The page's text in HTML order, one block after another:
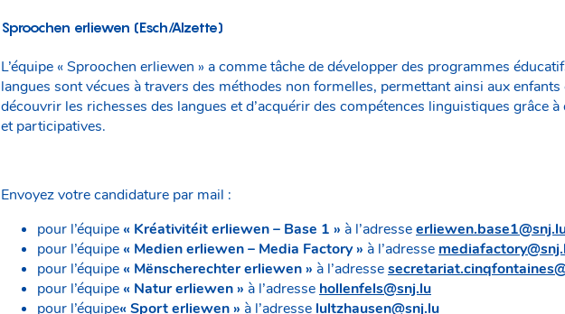
Sproochen erliewen (Esch/Alzette)
L’équipe « Sproochen erliewen » a comme tâche de développer des programmes
langues sont vécues à travers des méthodes non formelles, permettant ainsi aux enfants
découvrir les richesses des langues et d’acquérir des compétences linguistiques grâce
et participatives.
Envoyez votre candidature par mail :
pour l’équipe « Kréativitéit erliewen – Base 1 » à l’adresse
pour l’équipe « Medien erliewen – Media Factory » à l’adresse
pour l’équipe « Mënscherechter erliewen » à l’adresse
pour l’équipe « Natur erliewen » à l’adresse hollenfels@snj.lu
pour l’équipe« Sport erliewen » à l’adresse lultzhausen@snj.lu